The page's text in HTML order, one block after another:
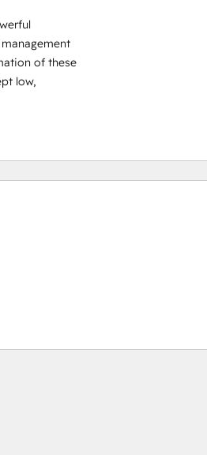
of these
low,